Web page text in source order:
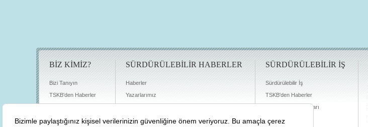
BİZ KİMİZ?
Bizi Tanıyın
TSKB'den Haberler
Basın Odası
SÜRDÜRÜLEBİLİR HABERLER
Haberler
Yazarlarımız
Sürdürülebilirlik Kütüphanesi
SÜRDÜRÜLEBİLİR İŞ
Sürdürülebilir İş
TSKB'den Haberler
Finansman Olanakları